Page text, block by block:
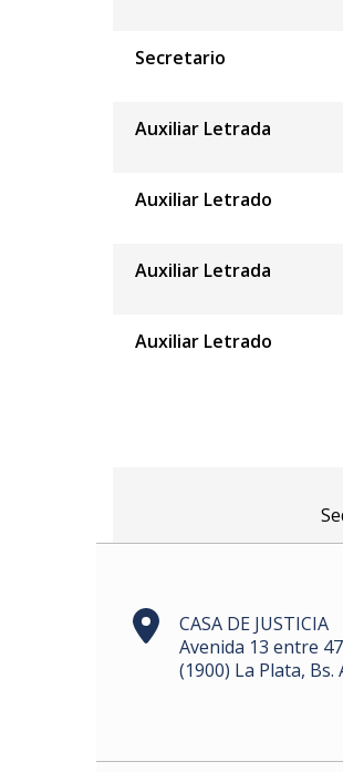
Secretario
Auxiliar Letrada
Auxiliar Letrado
Auxiliar Letrada
Auxiliar Letrado
CASA DE JUSTICIA
Avenida 13 entre
(1900) La Plata, Bs.